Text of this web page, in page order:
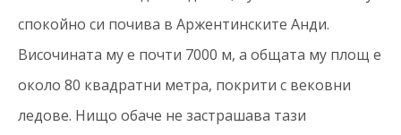
спокойно си почива в Аржентинските Анди.
Височината му е почти 7000 м, а общата му площ е
около 80 квадратни метра, покрити с вековни
ледове. Нищо обаче не застрашава тази